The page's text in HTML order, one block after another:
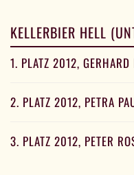
KELLERBIER HELL
1. PLATZ 2012, GERHARD
2. PLATZ 2012, PETRA
3. PLATZ 2012, PETER